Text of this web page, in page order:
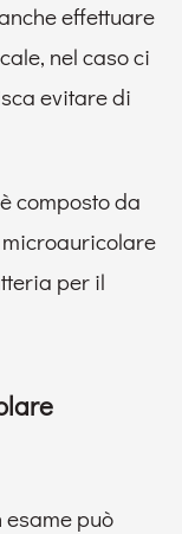
effettuare
nel caso ci
evitare di
composto da
per il
può